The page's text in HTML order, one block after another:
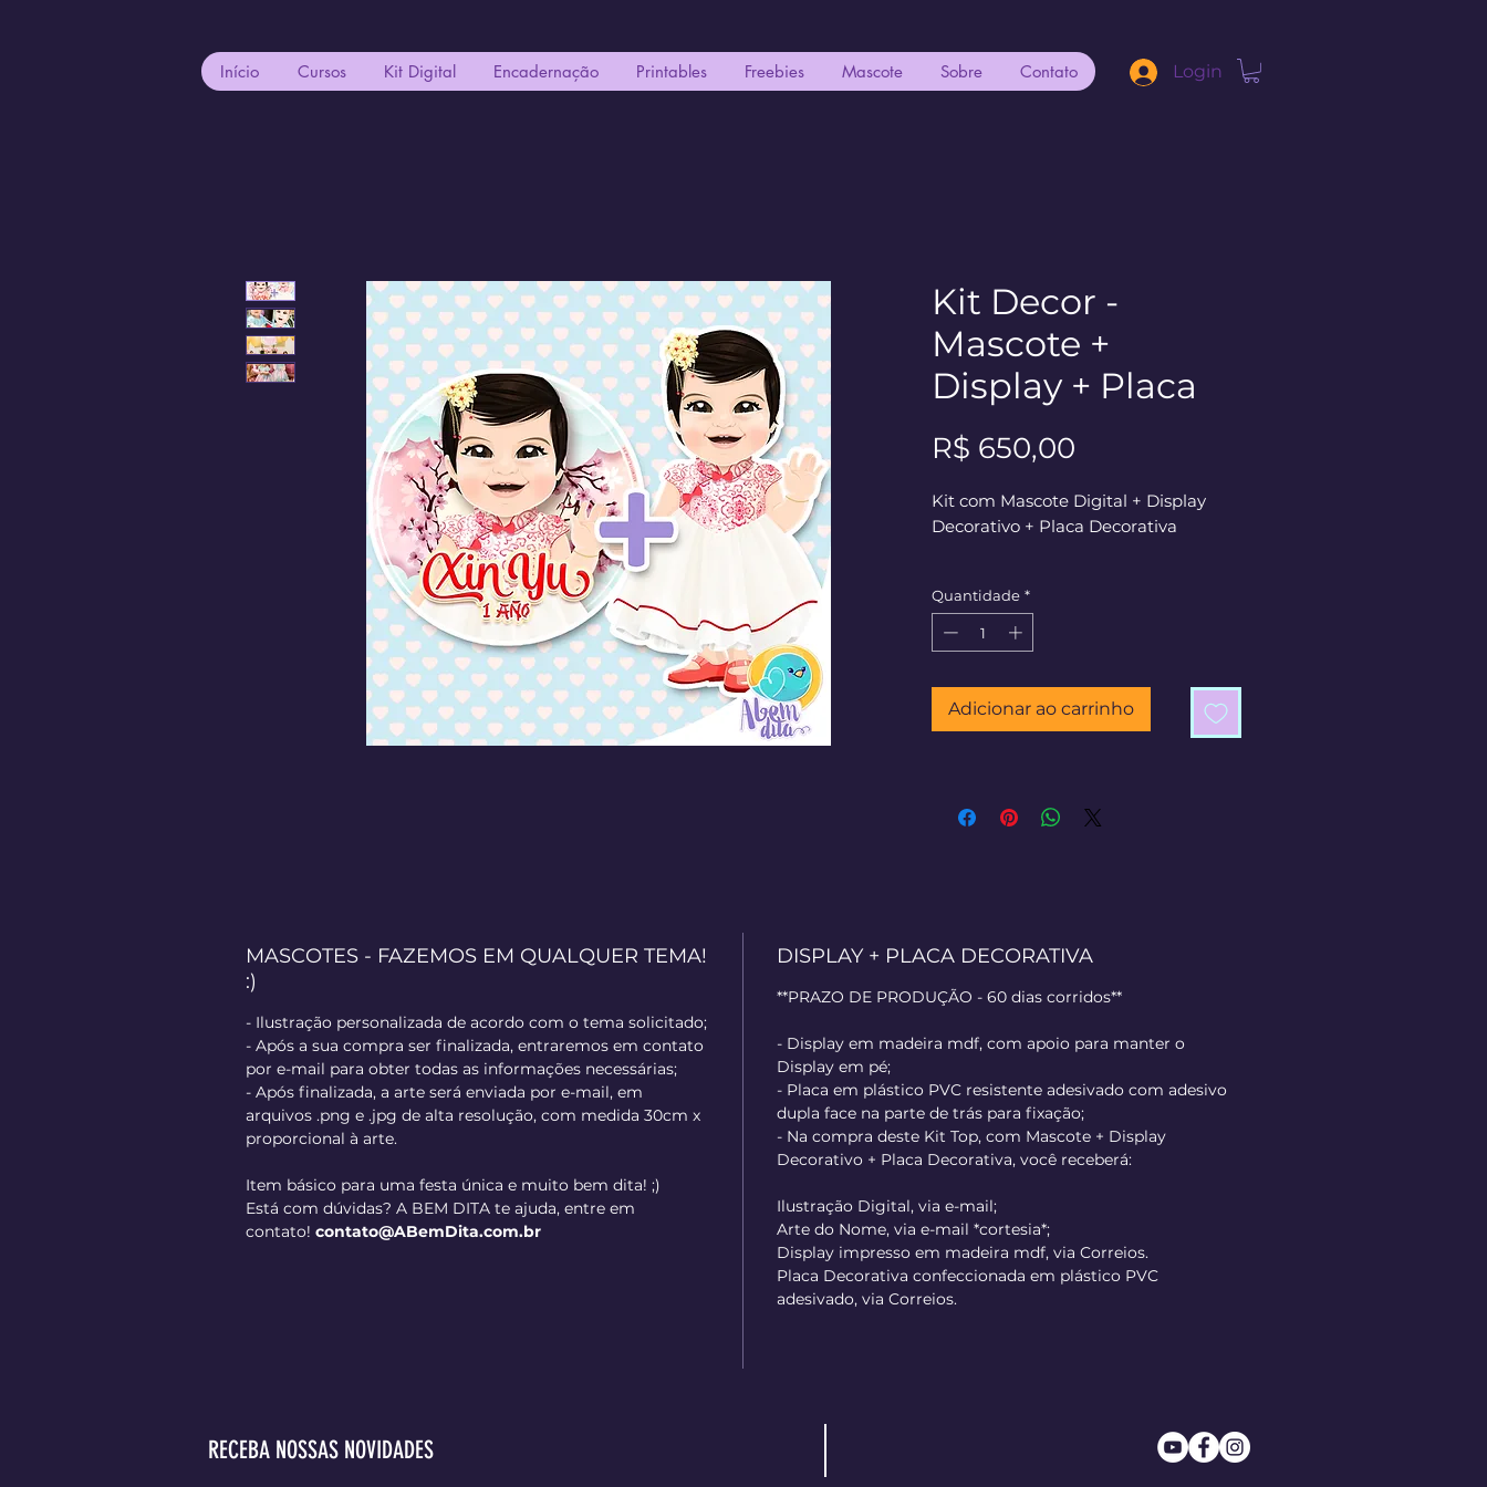
Início Cursos Kit Digital Encadernação Printables Freebies Mascote Sobre Contato Login
Kit Decor -
Mascote +
Display + Placa
R$ 650,00
Kit com Mascote Digital + Display
Decorativo + Placa Decorativa
Quantidade *
Adicionar ao carrinho
MASCOTES - FAZEMOS EM QUALQUER TEMA!
:)
- Ilustração personalizada de acordo com o tema solicitado;
- Após a sua compra ser finalizada, entraremos em contato
por e-mail para obter todas as informações necessárias;
- Após finalizada, a arte será enviada por e-mail, em
arquivos .png e .jpg de alta resolução, com medida 30cm x
proporcional à arte.
Item básico para uma festa única e muito bem dita! ;)
Está com dúvidas? A BEM DITA te ajuda, entre em
contato! contato@ABemDita.com.br
DISPLAY + PLACA DECORATIVA
**PRAZO DE PRODUÇÃO - 60 dias corridos**
- Display em madeira mdf, com apoio para manter o
Display em pé;
- Placa em plástico PVC resistente adesivado com adesivo
dupla face na parte de trás para fixação;
- Na compra deste Kit Top, com Mascote + Display
Decorativo + Placa Decorativa, você receberá:
Ilustração Digital, via e-mail;
Arte do Nome, via e-mail *cortesia*;
Display impresso em madeira mdf, via Correios.
Placa Decorativa confeccionada em plástico PVC
adesivado, via Correios.
RECEBA NOSSAS NOVIDADES